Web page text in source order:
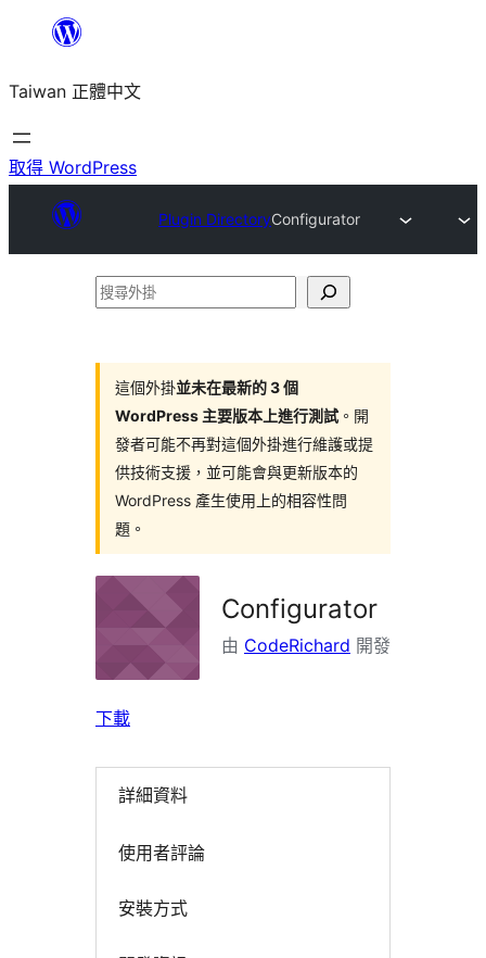
主
要
內
Taiwan 正體中文
取得 WordPress
Plugin DirectoryConfigurator
搜
這個外掛並未在最新的 3 個
WordPress 主要版本上進行測試 。開
發者可能不再對這個外掛進行維護或提
供技術支援，並可能會與更新版本的
WordPress 產生使用上的相容性問
題。
Configurator
由 CodeRichard 開發
下載
詳細資料
使用者評論
安裝方式